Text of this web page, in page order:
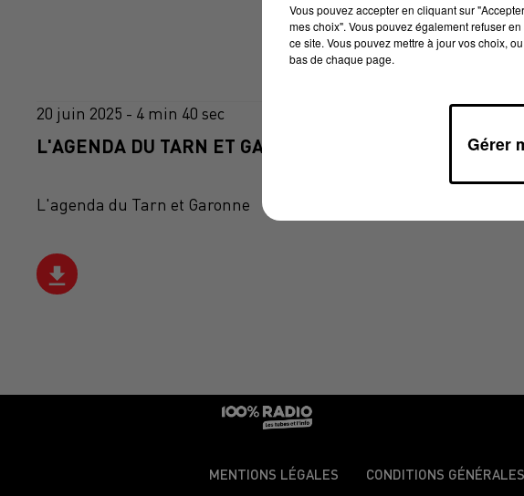
20 juin 2025 - 4 min 40 sec
L'AGENDA DU TARN ET GARONNE DU 20/06/2025 À
L'agenda du Tarn et Garonne
MENTIONS LÉGALES CONDITIONS
Vous pouvez accepter en cliquant sur
mes choix". Vous pouvez également refuser
ce site. Vous pouvez mettre à jour vos choix,
bas de chaque page.
Gérer